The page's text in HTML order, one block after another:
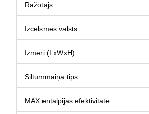
Ražotājs:
Izcelsmes valsts:
Izmēri (LxWxH):
Siltummaiņa tips:
MAX entalpijas efektivitāte: